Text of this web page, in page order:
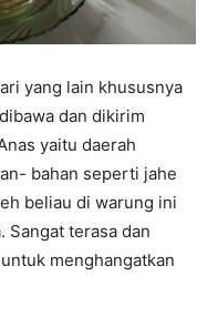
yang lain khususnya
dan dikirim
yaitu daerah
bahan seperti jahe
beliau di warung ini
Sangat terasa dan
menghangatkan